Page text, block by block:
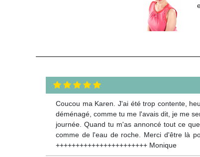
Coucou ma Karen. J'ai été trop contente,
déménagé, comme tu me l'avais dit, je me
journée. Quand tu m'as annoncé tout ce
comme de l'eau de roche. Merci d'être là
+++++++++++++++++++++++ Monique